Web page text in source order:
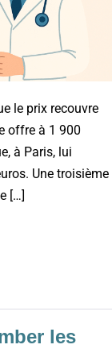
le prix recouvre
offre à 1 900
à Paris, lui
Une troisième
[…]
les